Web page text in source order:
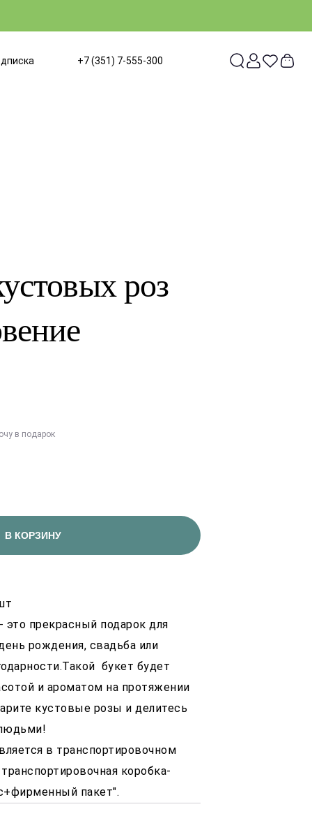
+7 (351) 7-555-300
роз
в подарок
В КОРЗИНУ
это прекрасный подарок для
рождения, свадьба или
букет будет
и ароматом на протяжении
кустовые розы и делитесь
в транспортировочном
коробка-
пакет".